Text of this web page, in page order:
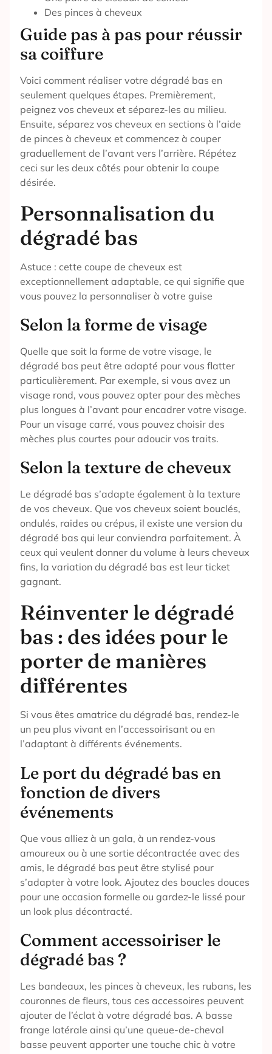
Des pinces à cheveux
Guide pas à pas pour réussir
sa coiffure
Voici comment réaliser votre dégradé bas en
seulement quelques étapes. Premièrement,
peignez vos cheveux et séparez-les au milieu.
Ensuite, séparez vos cheveux en sections à l’aide
de pinces à cheveux et commencez à couper
graduellement de l’avant vers l’arrière. Répétez
ceci sur les deux côtés pour obtenir la coupe
désirée.
Personnalisation du
dégradé bas
Astuce : cette coupe de cheveux est
exceptionnellement adaptable, ce qui signifie que
vous pouvez la personnaliser à votre guise
Selon la forme de visage
Quelle que soit la forme de votre visage, le
dégradé bas peut être adapté pour vous flatter
particulièrement. Par exemple, si vous avez un
visage rond, vous pouvez opter pour des mèches
plus longues à l’avant pour encadrer votre visage.
Pour un visage carré, vous pouvez choisir des
mèches plus courtes pour adoucir vos traits.
Selon la texture de cheveux
Le dégradé bas s’adapte également à la texture
de vos cheveux. Que vos cheveux soient bouclés,
ondulés, raides ou crépus, il existe une version du
dégradé bas qui leur conviendra parfaitement. À
ceux qui veulent donner du volume à leurs cheveux
fins, la variation du dégradé bas est leur ticket
gagnant.
Réinventer le dégradé
bas : des idées pour le
porter de manières
différentes
Si vous êtes amatrice du dégradé bas, rendez-le
un peu plus vivant en l’accessoirisant ou en
l’adaptant à différents événements.
Le port du dégradé bas en
fonction de divers
événements
Que vous alliez à un gala, à un rendez-vous
amoureux ou à une sortie décontractée avec des
amis, le dégradé bas peut être stylisé pour
s’adapter à votre look. Ajoutez des boucles douces
pour une occasion formelle ou gardez-le lissé pour
un look plus décontracté.
Comment accessoiriser le
dégradé bas ?
Les bandeaux, les pinces à cheveux, les rubans, les
couronnes de fleurs, tous ces accessoires peuvent
ajouter de l’éclat à votre dégradé bas. A basse
frange latérale ainsi qu’une queue-de-cheval
basse peuvent apporter une touche chic à votre